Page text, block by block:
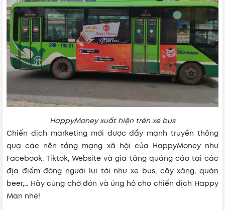
HappyMoney xuất hiện trên xe bus
Chiến dịch marketing mới được đẩy mạnh truyền thông
qua các nền tảng mạng xã hội của HappyMoney như
Facebook, Tiktok, Website và gia tăng quảng cáo tại các
địa điểm đông người lui tới như xe bus, cây xăng, quán
beer,… Hãy cùng chờ đón và ủng hộ cho chiến dịch Happy
Man nhé!